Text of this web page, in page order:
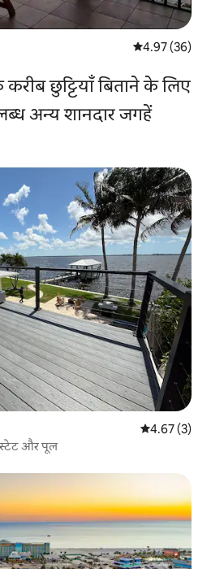
औसत रेटिंग 5 में
4.97 (36)
छुट्टियाँ बिताने के लिए
अन्य शानदार जगहें
औसत रेटिंग 5 में
4.67 (3)
और पूल